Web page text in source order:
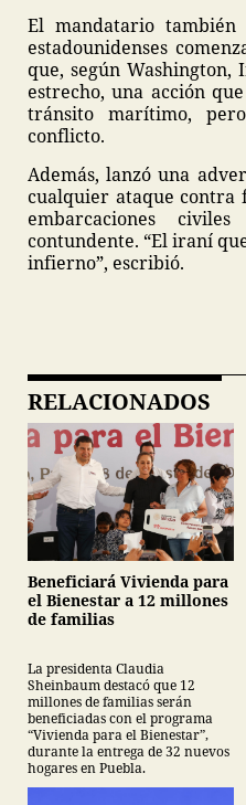
El mandatario
estadounidenses
que, según
estrecho, una acción
tránsito marítimo,
conflicto.
Además, lanzó una
cualquier ataque contra
embarcaciones
contundente. “El iraní
infierno”, escribió.
RELACIONADOS
Beneficiará Vivienda para
el Bienestar a 12 millones
de familias
La presidenta Claudia
Sheinbaum destacó que 12
millones de familias serán
beneficiadas con el programa
“Vivienda para el Bienestar”,
durante la entrega de 32 nuevos
hogares en Puebla.